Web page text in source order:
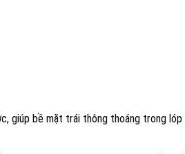
giúp bề mặt trái thông thoáng trong